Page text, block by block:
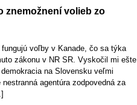
znemožnení volieb zo
voľby v Kanade, čo sa týka
zákonu v NR SR. Vyskočil mi ešte
na Slovensku veľmi
agentúra zodpovedná za